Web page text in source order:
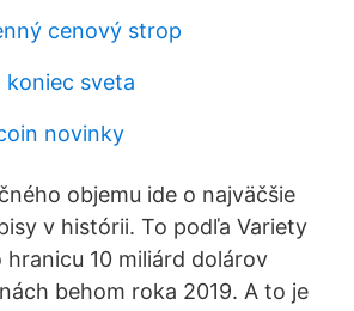
cenový strop
sveta
novinky
objemu ide o najväčšie
v histórii. To podľa Variety
10 miliárd dolárov
behom roka 2019. A to je